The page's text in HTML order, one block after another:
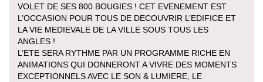
VOLET DE SES 800 BOUGIES ! CET EVENEMENT EST
L’OCCASION POUR TOUS DE DECOUVRIR L’EDIFICE ET
LA VIE MEDIEVALE DE LA VILLE SOUS TOUS LES
ANGLES !
L’ETE SERA RYTHME PAR UN PROGRAMME RICHE EN
ANIMATIONS QUI DONNERONT A VIVRE DES MOMENTS
EXCEPTIONNELS AVEC LE SON & LUMIERE, LE